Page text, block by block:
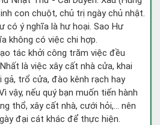
con chuột, chủ trị ngày chủ nhật.
có ý nghĩa là hư hoại. Sao Hư
không có việc chi hợp.
tác khởi công trăm việc đều
là việc xây cất nhà cửa, khai
gả, trổ cửa, đào kênh rạch hay
vậy, nếu quý bạn muốn tiến hành
thổ, xây cất nhà, cưới hỏi,... nên
đại cát khác để thực hiện.